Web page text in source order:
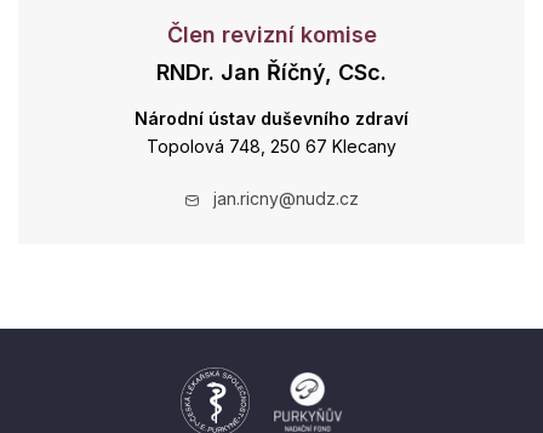
Člen revizní komise
RNDr. Jan Říčný, CSc.
Národní ústav duševního zdraví
Topolová 748, 250 67 Klecany
jan.ricny@nudz.cz